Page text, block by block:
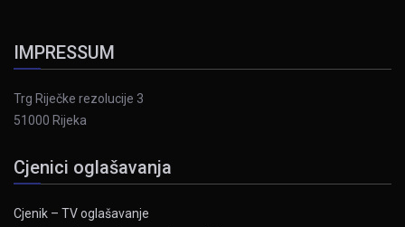
IMPRESSUM
Trg Riječke rezolucije 3
51000 Rijeka
Cjenici oglašavanja
Cjenik – TV oglašavanje